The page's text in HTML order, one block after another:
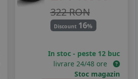
322 RON
Discount 16%
In stoc - peste 12 buc
livrare 24/48 ore
Stoc magazin